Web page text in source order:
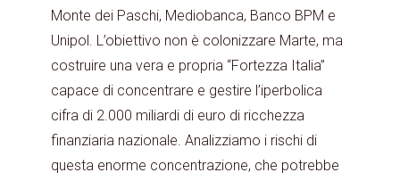
Monte dei Paschi, Mediobanca, Banco BPM e
Unipol. L’obiettivo non è colonizzare Marte, ma
costruire una vera e propria “Fortezza Italia”
capace di concentrare e gestire l’iperbolica
cifra di 2.000 miliardi di euro di ricchezza
finanziaria nazionale. Analizziamo i rischi di
questa enorme concentrazione, che potrebbe